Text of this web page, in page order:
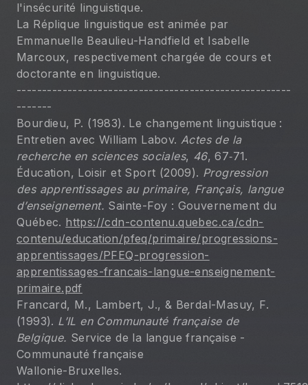
l'insécurité linguistique.
La Réplique linguistique est animée par
Emmanuelle Beaulieu-Handfield et Isabelle
Marcoux, respectivement chargée de cours et
doctorante en linguistique.
------------------------------------------------------
-------
Bourdieu, P. (1983). Le changement linguistique :
Entretien avec William Labov. Actes de la
recherche en sciences sociales, 46, 67‑71.
Éducation, Loisir et Sport (2009). Progression
des apprentissages au primaire, Français, langue
d’enseignement. Sainte-Foy : Gouvernement du
Québec. https://cdn-contenu.quebec.ca/cdn-
contenu/education/pfeq/primaire/progressions-
apprentissages/PFEQ-progression-
apprentissages-francais-langue-enseignement-
primaire.pdf
Francard, M., Lambert, J., & Berdal-Masuy, F.
(1993). L’IL en Communauté française de
Belgique. Service de la langue française -
Communauté française
Wallonie-Bruxelles.